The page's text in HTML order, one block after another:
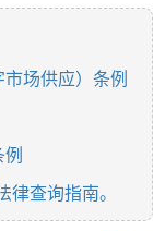
场供应）条例
例
律查询指南。